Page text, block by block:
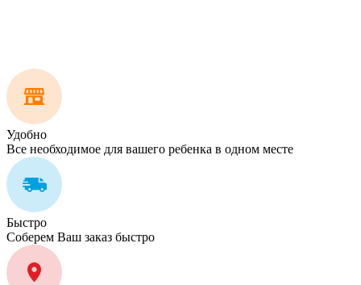
Удобно
Все необходимое для вашего ребенка в одном месте
Быстро
Соберем Ваш заказ быстро